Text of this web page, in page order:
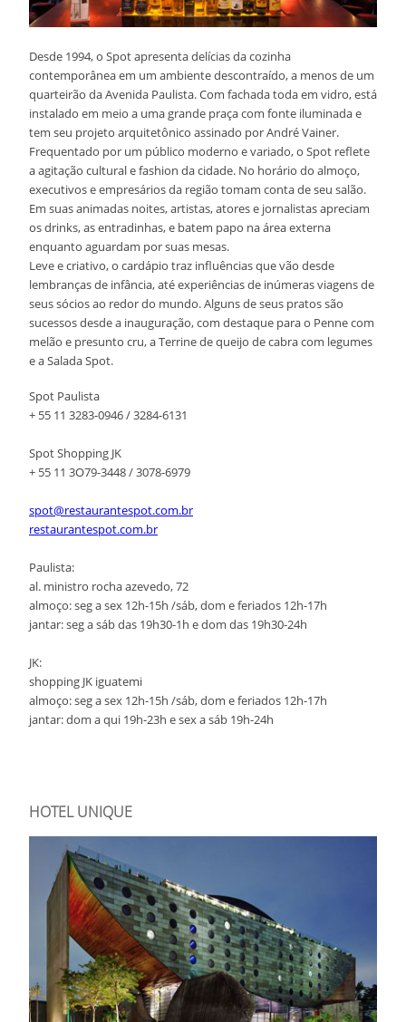
Desde 1994, o Spot apresenta delícias da cozinha
contemporânea em um ambiente descontraído, a menos de um
quarteirão da Avenida Paulista. Com fachada toda em vidro, está
instalado em meio a uma grande praça com fonte iluminada e
tem seu projeto arquitetônico assinado por André Vainer.
Frequentado por um público moderno e variado, o Spot reflete
a agitação cultural e fashion da cidade. No horário do almoço,
executivos e empresários da região tomam conta de seu salão.
Em suas animadas noites, artistas, atores e jornalistas apreciam
os drinks, as entradinhas, e batem papo na área externa
enquanto aguardam por suas mesas.
Leve e criativo, o cardápio traz influências que vão desde
lembranças de infância, até experiências de inúmeras viagens de
seus sócios ao redor do mundo. Alguns de seus pratos são
sucessos desde a inauguração, com destaque para o Penne com
melão e presunto cru, a Terrine de queijo de cabra com legumes
e a Salada Spot.
Spot Paulista
+ 55 11 3283-0946 / 3284-6131
Spot Shopping JK
+ 55 11 3O79-3448 / 3078-6979
spot@restaurantespot.com.br
restaurantespot.com.br
Paulista:
al. ministro rocha azevedo, 72
almoço: seg a sex 12h-15h /sáb, dom e feriados 12h-17h
jantar: seg a sáb das 19h30-1h e dom das 19h30-24h
JK:
shopping JK iguatemi
almoço: seg a sex 12h-15h /sáb, dom e feriados 12h-17h
jantar: dom a qui 19h-23h e sex a sáb 19h-24h
HOTEL UNIQUE